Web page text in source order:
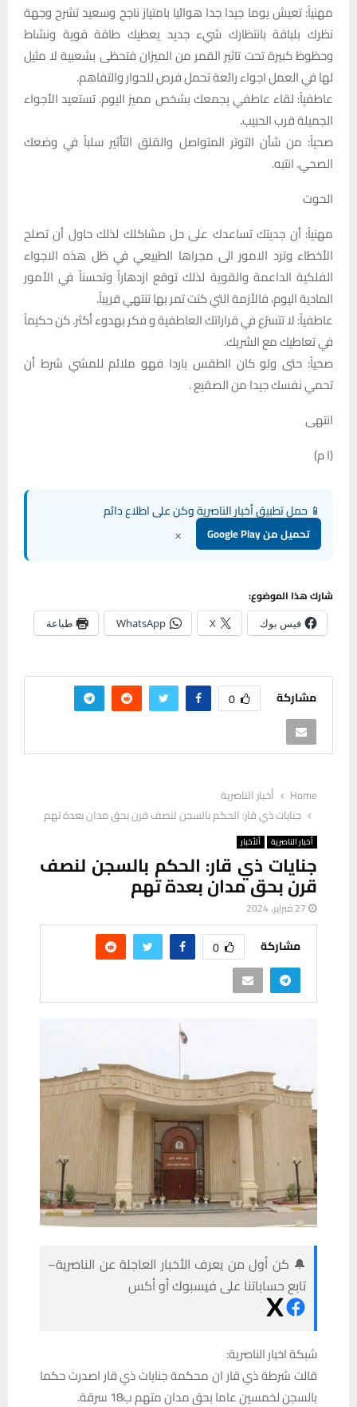
مهنياً: تعيش يوما جيدا جدا هوائيا بامتياز ناجح وسعيد تشرح وجهة
نظرك بلباقة بانتظارك شيء جديد يعطيك طاقة قوية ونشاط
وحظوظ كبيرة تحت تاثير القمر من الميزان فتحظى بشعبية لا مثيل
لها في العمل اجواء رائعة تحمل فرص للحوار والتفاهم.
عاطفياً: لقاء عاطفي يجمعك بشخص مميز اليوم. تستعيد الأجواء
الجميلة قرب الحبيب.
صحياً: من شأن التوتر المتواصل والقلق التأثير سلباً في وضعك
الصحي. انتبه.
الحوت
مهنياً: أن جديتك تساعدك على حل مشاكلك لذلك حاول أن تصلح
الأخطاء وترد الامور الى مجراها الطبيعي في ظل هذه الاجواء
الفلكية الداعمة والقوية لذلك توقع ازدهاراً وتحسناً في الأمور
المادية اليوم، فالأزمة التي كنت تمر بها تنتهي قريباً.
عاطفياً: لا تتسرّع في قراراتك العاطفية و فكر بهدوء أكثر. كن حكيماً
في تعاطيك مع الشريك.
صحياً: حتى ولو كان الطقس باردا فهو ملائم للمشي شرط أن
تحمي نفسك جيدا من الصقيع .
انتهى
(ا م)
📱 حمل تطبيق أخبار الناصرية وكن على اطلاع دائم
تحميل من Google Play ×
شارك هذا الموضوع:
فيس بوك X
WhatsApp طباعة
مشاركة 0
Home
أخبار الناصرية
جنايات ذي قار: الحكم بالسجن لنصف قرن بحق مدان بعدة تهم
أخبار الناصرية ألأخبار
جنايات ذي قار: الحكم بالسجن لنصف
قرن بحق مدان بعدة تهم
27 فبراير، 2024
مشاركة 0
🔔 كن أول من يعرف الأخبار العاجلة عن الناصرية–
تابع حساباتنا على فيسبوك أو أكس
شبكة اخبار الناصرية:
قالت شرطة ذي قار ان محكمة جنايات ذي قار اصدرت حكما
بالسجن لخمسين عاما بحق مدان متهم ب18 سرقة.